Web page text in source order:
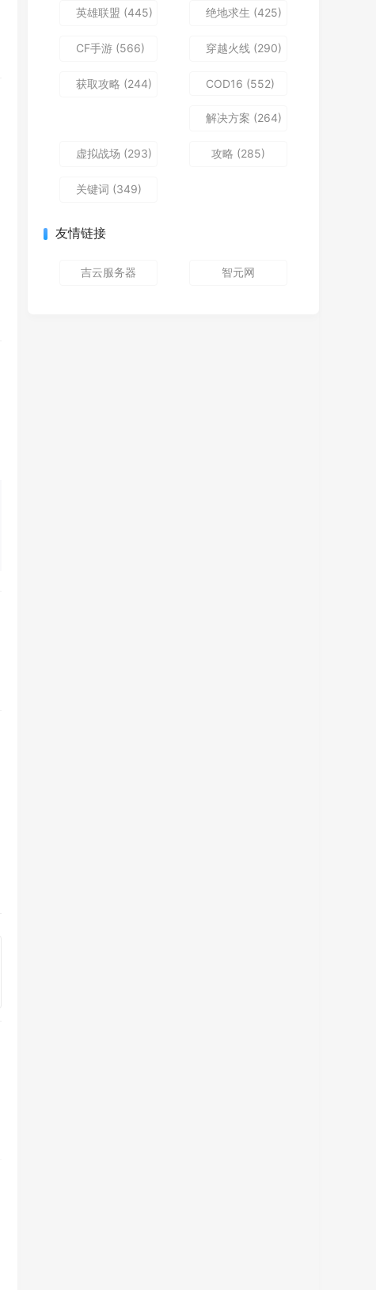
英雄联盟 (445) 绝地求生 (425)
CF手游 (566) 穿越火线 (290)
获取攻略 (244) COD16 (552)
解决方案 (264)
虚拟战场 (293) 攻略 (285)
关键词 (349)
友情链接
吉云服务器 智元网